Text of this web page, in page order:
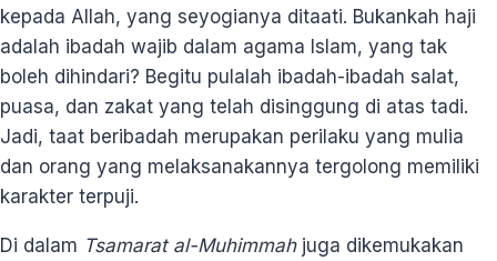
kepada Allah, yang seyogianya ditaati. Bukankah haji
adalah ibadah wajib dalam agama Islam, yang tak
boleh dihindari? Begitu pulalah ibadah-ibadah salat,
puasa, dan zakat yang telah disinggung di atas tadi.
Jadi, taat beribadah merupakan perilaku yang mulia
dan orang yang melaksanakannya tergolong memiliki
karakter terpuji.
Di dalam Tsamarat al-Muhimmahjuga dikemukakan